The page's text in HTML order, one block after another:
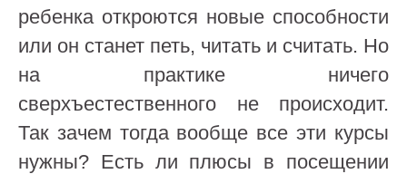
ребенка откроются новые способности
или он станет петь, читать и считать. Но
на практике ничего
сверхъестественного не происходит.
Так зачем тогда вообще все эти курсы
нужны? Есть ли плюсы в посещении